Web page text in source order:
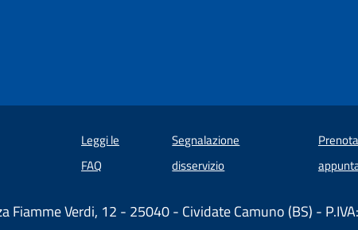
in un'altra scheda).
Leggi le
FAQ
Segnalazione
disservizio
Fiamme Verdi, 12 - 25040 - Cividate Camuno (BS) -